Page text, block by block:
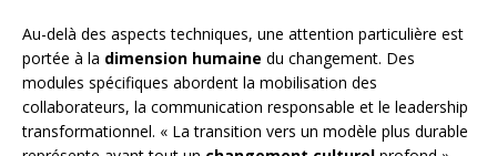
Au-delà des aspects techniques, une attention particulière est
portée à la dimension humaine du changement. Des
modules spécifiques abordent la mobilisation des
collaborateurs, la communication responsable et le leadership
transformationnel. « La transition vers un modèle plus durable